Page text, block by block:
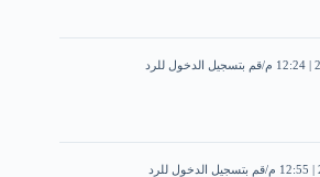
قم بتسجيل الدخول للرد
قم بتسجيل الدخول للرد